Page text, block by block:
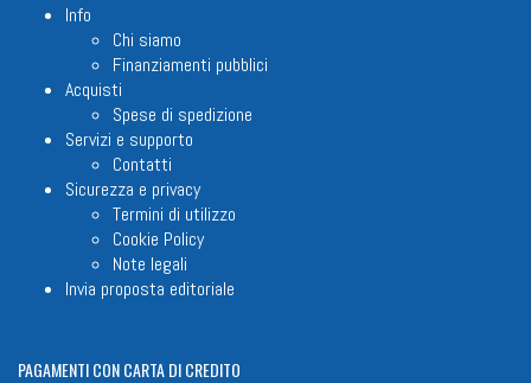
Info
Chi siamo
Finanziamenti pubblici
Acquisti
Spese di spedizione
Servizi e supporto
Contatti
Sicurezza e privacy
Termini di utilizzo
Cookie Policy
Note legali
Invia proposta editoriale
PAGAMENTICON CARTA DI CREDITO